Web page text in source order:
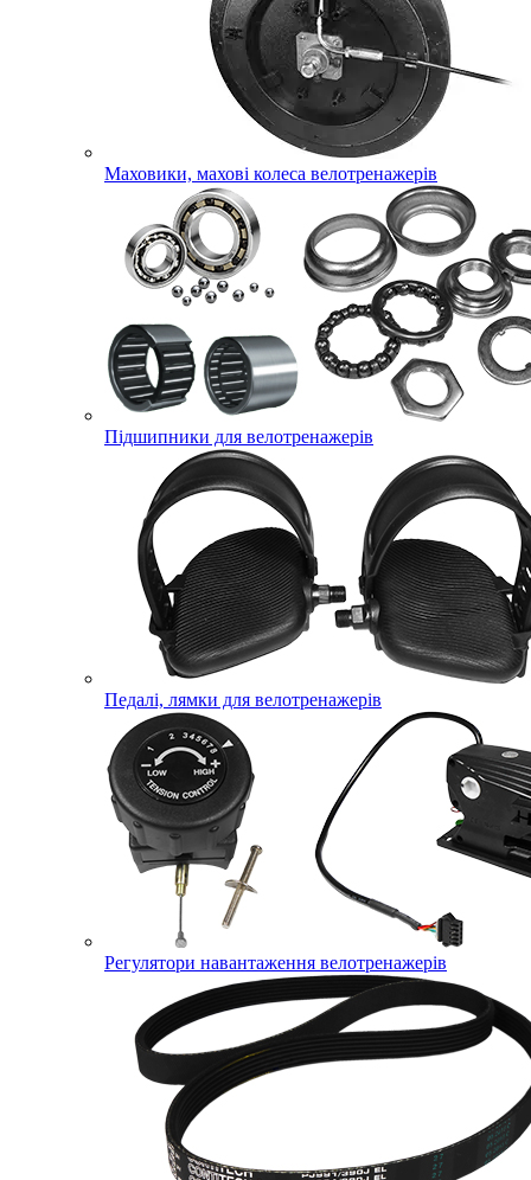
Маховики, махові колеса велотренажерів
Підшипники для велотренажерів
Педалі, лямки для велотренажерів
Регулятори навантаження велотренажерів